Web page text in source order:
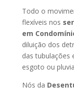
Todo o
flexíveis nos
em
diluição dos
das tubulações
esgoto ou
Nós da